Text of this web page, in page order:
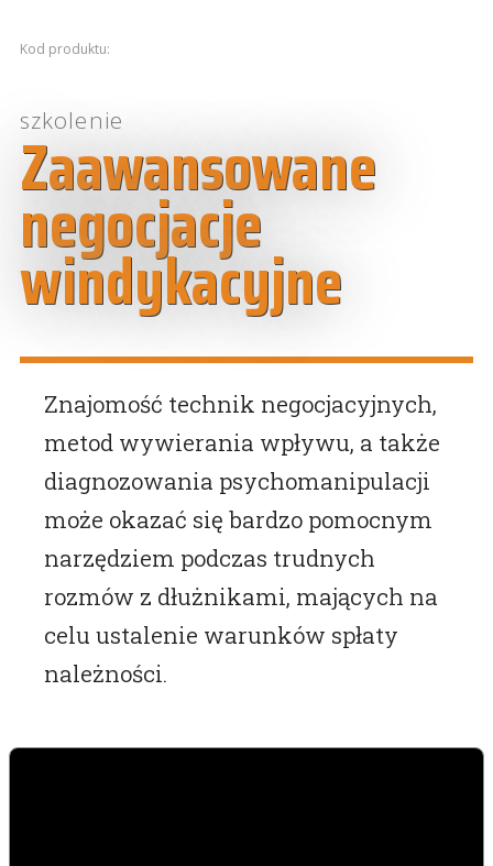
Kod produktu:
szkolenie
Zaawansowane
negocjacje
windykacyjne
Znajomość technik negocjacyjnych,
metod wywierania wpływu, a także
diagnozowania psychomanipulacji
może okazać się bardzo pomocnym
narzędziem podczas trudnych
rozmów z dłużnikami, mających na
celu ustalenie warunków spłaty
należności.